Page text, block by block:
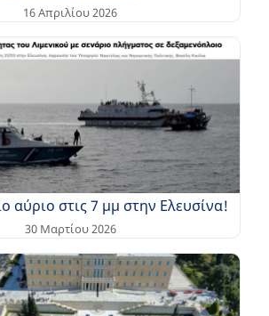
16 Απριλίου 2026
αύριο στις 7 μμ στην Ελευσίνα!
30 Μαρτίου 2026